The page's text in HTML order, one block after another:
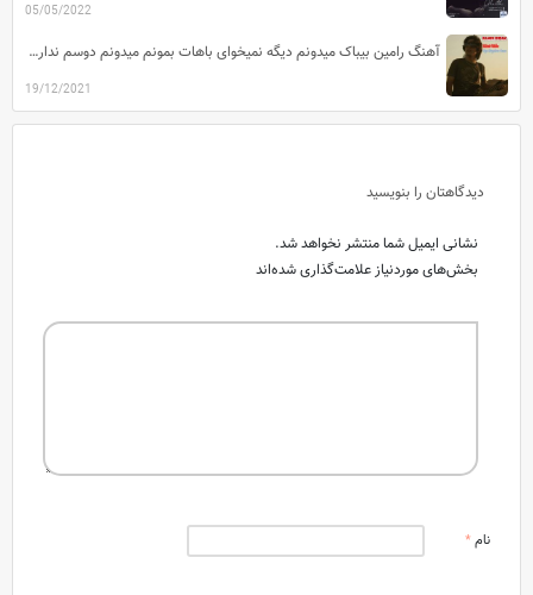
05/05/2022
آهنگ رامین بیباک میدونم دیگه نمیخوای باهات بمونم میدونم دوسم نداری دیگه قیدمو بزن
19/12/2021
دیدگاهتان را بنویسید
نشانی ایمیل شما منتشر نخواهد شد.
بخش‌های موردنیاز علامت‌گذاری شده‌اند
نام*